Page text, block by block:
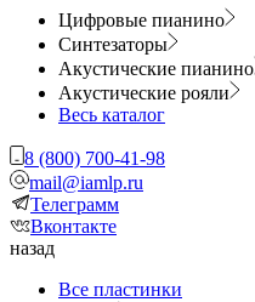
Цифровые пианино
Синтезаторы
Акустические пианино
Акустические рояли
Весь каталог
8 (800) 700-41-98
mail@iamlp.ru
Телеграмм
Вконтакте
назад
Все пластинки